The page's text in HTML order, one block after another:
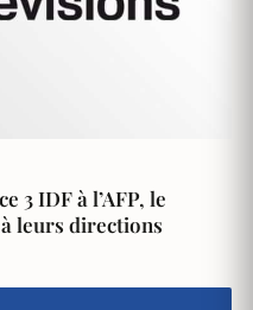
3 IDF à l’AFP, le
leurs directions